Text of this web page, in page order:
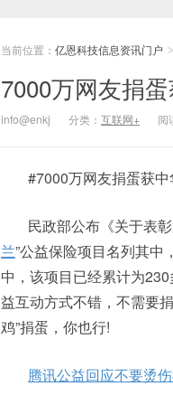
当前位置： 亿恩科技信息资讯门户 >
7000万网友捐
info@enkj 分类： 互联网+ 阅
#7000万网友捐蛋获
民政部公布《关于表
兰”公益保险项目名列其中
中，该项目已经累计为
益互动方式不错，不需要
鸡”捐蛋，你也行!
腾讯公益回应不要烫